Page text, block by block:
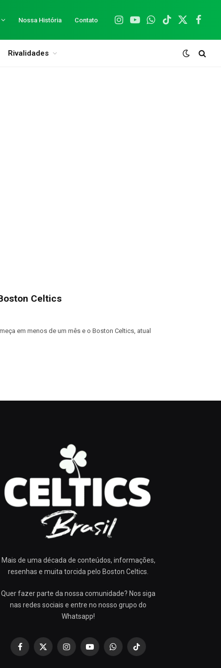
Nossa História Contato
Instagram
YouTubeWhatsApp
TikTok
X
Rivalidades
Celtics
em menos de um mês e o Boston Celtics, atual
Mais de uma década de conteúdos, informações,
resenhas e muita torcida pelo Boston Celtics.
Quer fazer parte da nossa comunidade? Nos siga
nas redes sociais e entre no nosso grupo do
Whatsapp!
Facebook
X
InstagramYouTubeWhatsAppTikTok